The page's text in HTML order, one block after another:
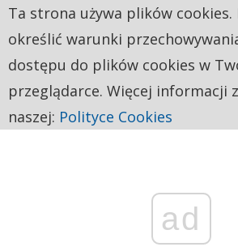
ad
Ta strona używa plików cookies.
określić warunki
dostępu do plików cookies w
przeglądarce. Więcej informacji
naszej: Polityce Cookies